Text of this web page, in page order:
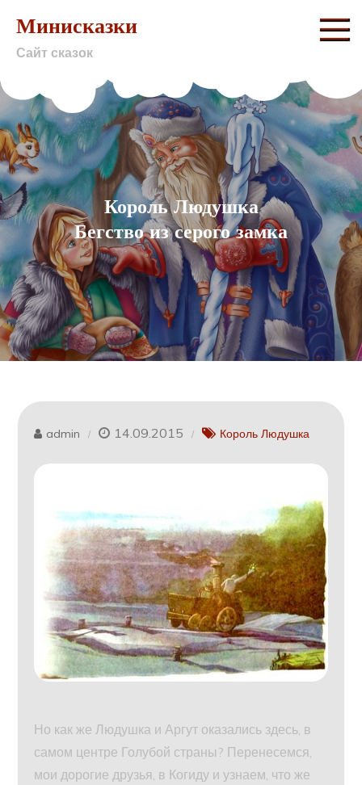
content
Минисказки
Сайт сказок
Король Людушка
Бегство из серого замка
admin 14.09.2015 Король Людушка
Но как же Людушка и Аргут оказались здесь, в
самом центре Голубой страны? Перенесемся,
мои дорогие друзья, в Когиду и узнаем, что же